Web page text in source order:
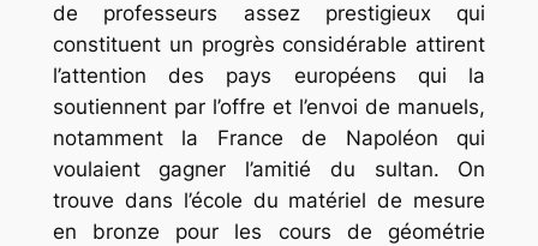
de professeurs assez prestigieux qui
constituent un progrès considérable attirent
l’attention des pays européens qui la
soutiennent par l’offre et l’envoi de manuels,
notamment la France de Napoléon qui
voulaient gagner l’amitié du sultan. On
trouve dans l’école du matériel de mesure
en bronze pour les cours de géométrie